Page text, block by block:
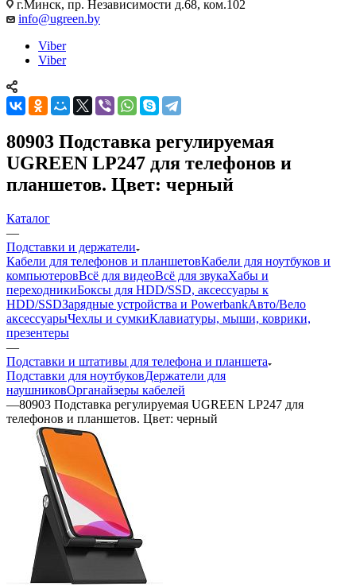
г.Минск, пр. Независимости д.68, ком.102
info@ugreen.by
Viber
Viber
80903 Подставка регулируемая
UGREEN LP247 для телефонов и
планшетов. Цвет: черный
Каталог
—
Подставки и держатели
Кабели для телефонов и планшетовКабели для ноутбуков и
компьютеровВсё для видеоВсё для звукаХабы и
переходникиБоксы для HDD/SSD, аксессуары к
HDD/SSDЗарядные устройства и PowerbankАвто/Вело
аксессуарыЧехлы и сумкиКлавиатуры, мыши, коврики,
презентеры
—
Подставки и штативы для телефона и планшета
Подставки для ноутбуковДержатели для
наушниковОрганайзеры кабелей
—80903 Подставка регулируемая UGREEN LP247 для
телефонов и планшетов. Цвет: черный